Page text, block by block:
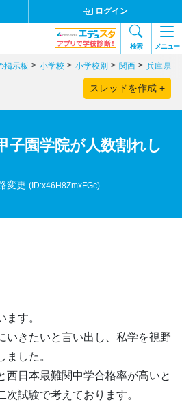
ログイン
検索 メニュー
掲示板 小学校 小学校別 関西 兵庫県
スレッドを作成 +
子園学院が人数割れし
変更 (ID:x46H8ZmxFGc)
す。
いきたいと言い出し、私学を視野
ました。
西日本最難関中学合格率が高いと
試験で考えております。